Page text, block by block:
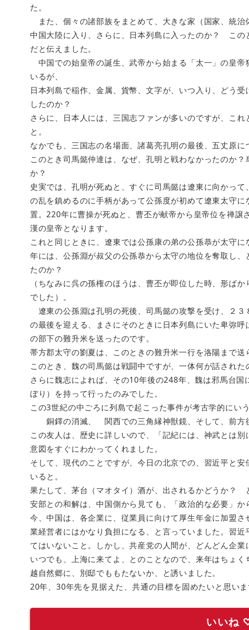
た。
また、個々の諸部族をまとめて、大きな家（国家、統治
中国大陸に入り、さらに、日本列島に入ったのか？ こ
だと伝えました。
中国での始皇帝の誕生、武帝から始まる「太一」の皇
いるが、
日本列島で稲作、金属、貨幣、文字が、いつ入り、どう
したのか？
さらに、日本人には、三国志ファンが多いのですが、こ
と。
なかでも、三国志の名場面、諸葛亮孔明の最後、五丈原に
このとき司馬懿仲達は、なぜ、孔明と戦わなかったのか
か？
史実では、孔明が死ぬと、すぐに司馬懿は遼東に向かっ
の乱を鎮めるのに手柄があって公孫度が初めて遼東太守
置。220年に曹操が死ぬと、曹丕が献帝から皇帝位を禅譲
漢の皇帝となります。
これと同じときに、遼東では公孫康の弟の公孫恭が太守
年には、公孫淵が叔父の公孫恭から太守の地位を奪取し
たのか？
（ちなみに呉の孫権のほうは、曹丕が即位した時、形ば
でした）。
遼東の公孫淵は孔明の死後、司馬懿の攻撃を受け、２
の最後を迎える、まさにそのときに日本列島にいた卑弥
の部下の難升米を送ったのです。
帯方郡太守の劉夏は、このときの難升米一行を洛陽まで送
このとき、魏の司馬懿は戦闘中ですが、一体何が話された
さらに魏志によれば、その10年後の248年、魏は邪馬台
ぼり）を持って行ったのみでした。
この3世紀の中ごろに列島で起こった事件が考古学的にいう
銅鐸の消滅、 関西での三角縁神獣鏡、そして、前方後
この友人は、歴史に詳しいので、「記紀には、神武とは
意図をすぐにわかってくれました。
そして、現代のことですが、今日の北京での、習近平と
いると。
果たして、茅台（マオタイ）酒が、出されるかどうか？
安部との和解は、中国側から見ても、「政治的な必要」か
今、中国は、各企業に、従業員に向けて厚生年金に加盟
業経営者にはかなり負担になる、と言っていました。習
てはいないこと。しかし、共産党の人間が、どんどん企業
いつでも、上海に来てよ、とのことなので、来年はちょ
越自然郷に、別邸でももたないか、と誘いました。
20年、30年先を見据えた、共通の目標を固めたいと思いま
いいね